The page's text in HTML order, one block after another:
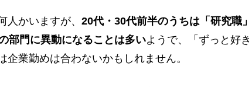
人かいますが、20代・30代前半のうちは「研究職
部門に異動になることは多いようで、「ずっと好き
企業勤めは合わないかもしれません。